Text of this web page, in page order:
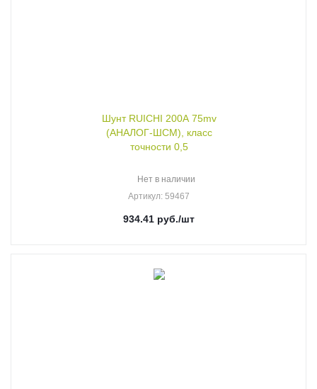
Шунт RUICHI 200А 75mv
(АНАЛОГ-ШСМ), класс
точности 0,5
Нет в наличии
Артикул: 59467
934.41 руб./шт